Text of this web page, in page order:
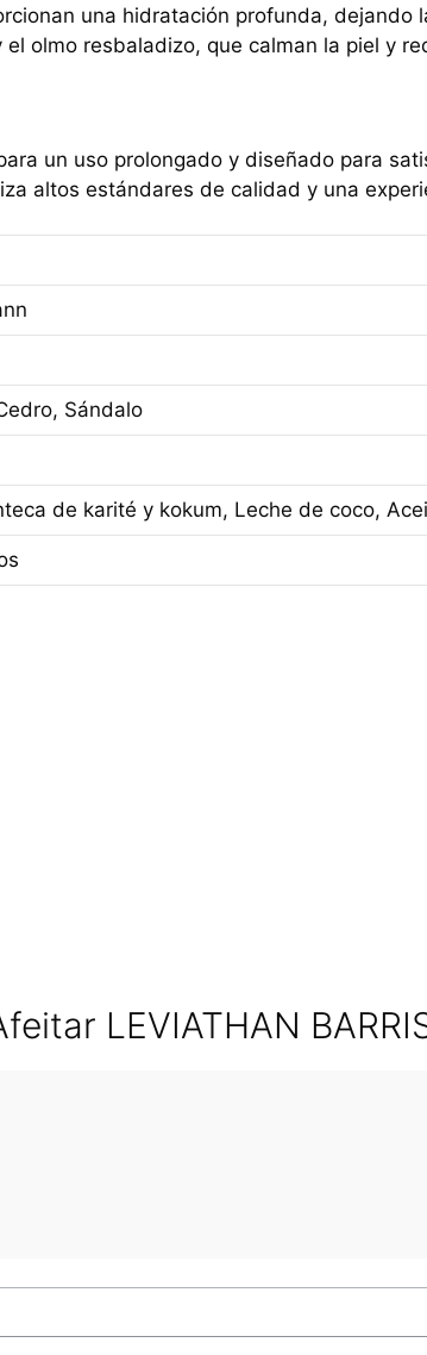
una hidratación profunda, dejando
el olmo resbaladizo, que calman la piel y
un uso prolongado y diseñado para
altos estándares de calidad y una
Sándalo
de karité y kokum, Leche de coco,
LEVIATHAN